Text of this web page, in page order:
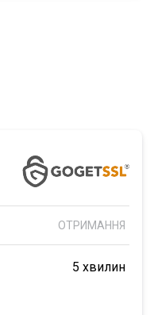
ОТРИМАННЯ
5 хвилин